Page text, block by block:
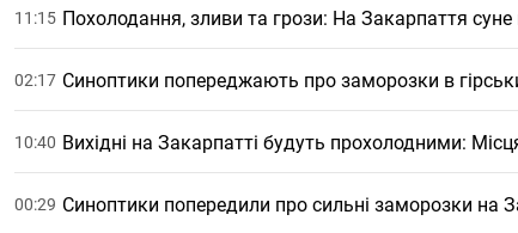
11:15 Похолодання, зливи та грози: На Закарпаття суне
02:17 Синоптики попереджають про заморозки в
10:40 Вихідні на Закарпатті будуть прохолодними:
00:29 Синоптики попередили про сильні заморозки на